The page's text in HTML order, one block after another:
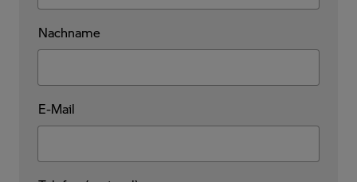
Nachname
E-Mail